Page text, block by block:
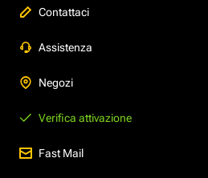
Contattaci
Assistenza
Negozi
Verifica attivazione
Fast Mail